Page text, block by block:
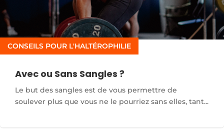
Avec ou Sans Sangles ?
CONSEILS POUR L'HALTÉROPHILIE
Le but des sangles est de vous permettre de
soulever plus que vous ne le pourriez sans elles, tant...